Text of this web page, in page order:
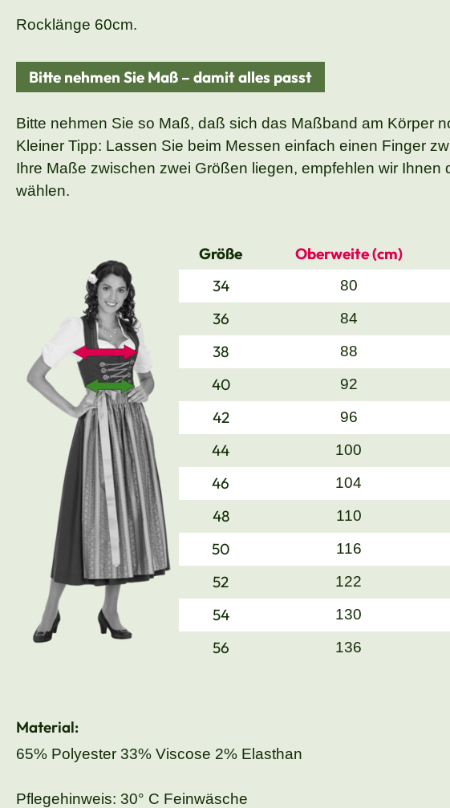
Rocklänge 60cm.
Bitte nehmen Sie Maß – damit alles passt
Bitte nehmen Sie so Maß, daß sich das Maßband am Körper
Kleiner Tipp: Lassen Sie beim Messen einfach einen Finger
Ihre Maße zwischen zwei Größen liegen, empfehlen wir
wählen.
Größe Oberweite (cm)
34
80
36 84
38 88
40 92
42 96
44 100
46 104
48 110
50 116
52 122
54 130
56 136
Material:
65% Polyester 33% Viscose 2% Elasthan
Pflegehinweis: 30° C Feinwäsche